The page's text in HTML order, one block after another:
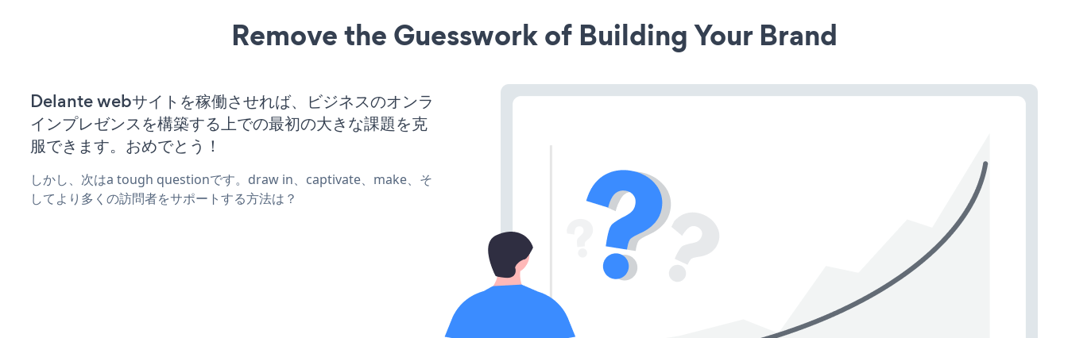
Remove the Guesswork of Building Your Brand
Delante webサイトを稼働させれば、ビジネスのオンラ
インプレゼンスを構築する上での最初の大きな課題を克
服できます。おめでとう！
しかし、次はa tough questionです。draw in、captivate、make、そ
してより多くの訪問者をサポートする方法は？